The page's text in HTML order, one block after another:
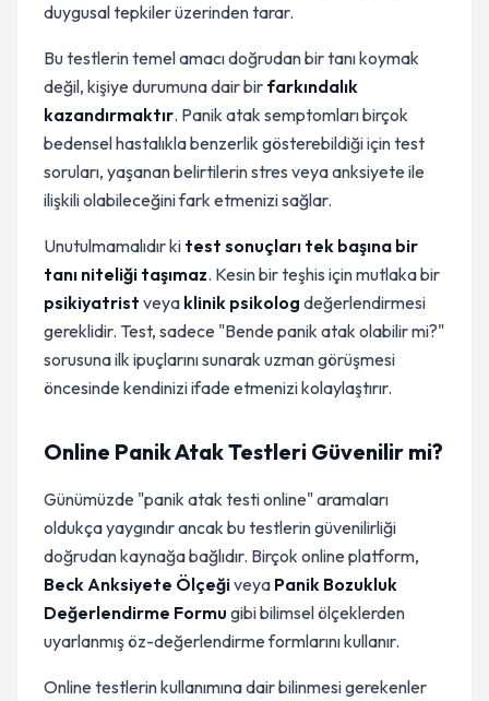
duygusal tepkiler üzerinden tarar.
Bu testlerin temel amacı doğrudan bir tanı koymak
değil, kişiye durumuna dair bir farkındalık
kazandırmaktır. Panik atak semptomları birçok
bedensel hastalıkla benzerlik gösterebildiği için test
soruları, yaşanan belirtilerin stres veya anksiyete ile
ilişkili olabileceğini fark etmenizi sağlar.
Unutulmamalıdır ki test sonuçları tek başına bir
tanı niteliği taşımaz. Kesin bir teşhis için mutlaka bir
psikiyatrist veya klinik psikolog değerlendirmesi
gereklidir. Test, sadece "Bende panik atak olabilir mi?"
sorusuna ilk ipuçlarını sunarak uzman görüşmesi
öncesinde kendinizi ifade etmenizi kolaylaştırır.
Online Panik Atak Testleri Güvenilir mi?
Günümüzde "panik atak testi online" aramaları
oldukça yaygındır ancak bu testlerin güvenilirliği
doğrudan kaynağa bağlıdır. Birçok online platform,
Beck Anksiyete Ölçeğiveya Panik Bozukluk
Değerlendirme Formu gibi bilimsel ölçeklerden
uyarlanmış öz-değerlendirme formlarını kullanır.
Online testlerin kullanımına dair bilinmesi gerekenler